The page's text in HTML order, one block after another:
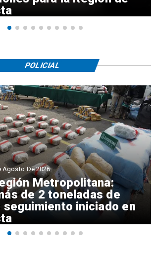
Metropolitana:
de 2 toneladas de
iniciado en
Agosto De 2026
POLICIAL